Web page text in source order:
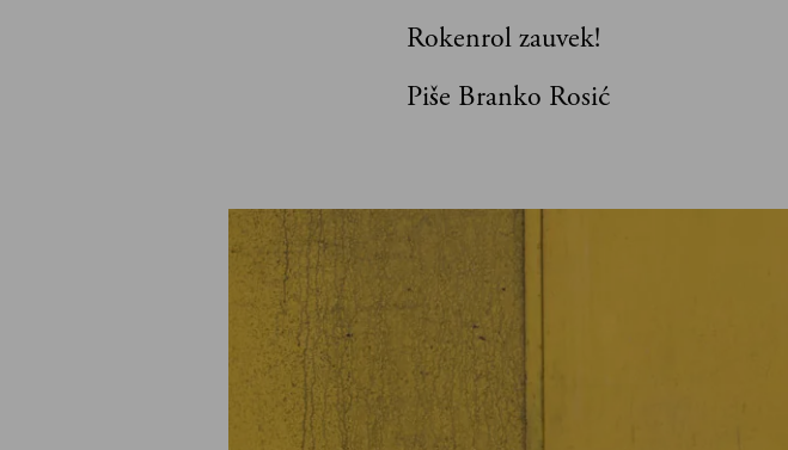
Rokenrol zauvek!
Piše Branko Rosić